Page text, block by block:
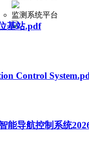
监测系统平台
基站.pdf
Control
能导航控制系统